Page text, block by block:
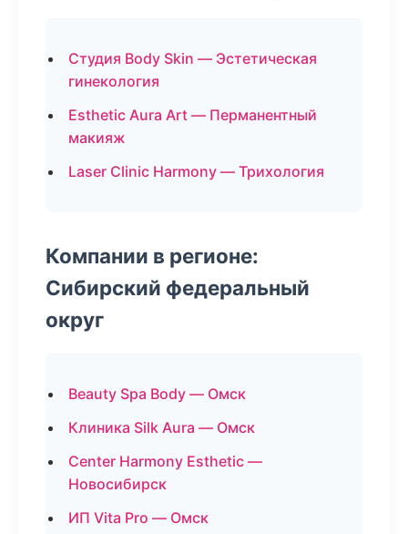
Студия Body Skin — Эстетическая
гинекология
Esthetic Aura Art — Перманентный
макияж
Laser Clinic Harmony — Трихология
Компании в регионе:
Сибирский федеральный
округ
Beauty Spa Body — Омск
Клиника Silk Aura — Омск
Center Harmony Esthetic —
Новосибирск
ИП Vita Pro — Омск